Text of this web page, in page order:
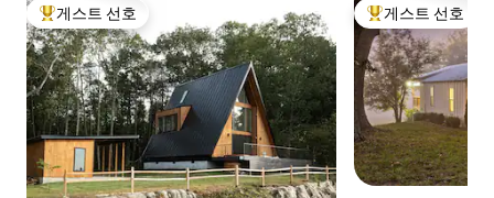
상위 게스트 선호
게스트 선호 상위 게스트 선호
게스트 선호